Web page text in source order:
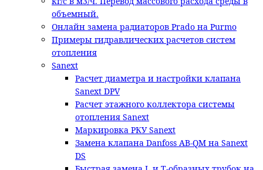
объемный.
Онлайн замена радиаторов Prado на Purmo
Примеры гидравлических расчетов систем
отопления
Sanext
Расчет диаметра и настройки клапана
Sanext DPV
Расчет этажного коллектора системы
отопления Sanext
Маркировка РКУ Sanext
Замена клапана Danfoss AB-QM на Sanext
DS